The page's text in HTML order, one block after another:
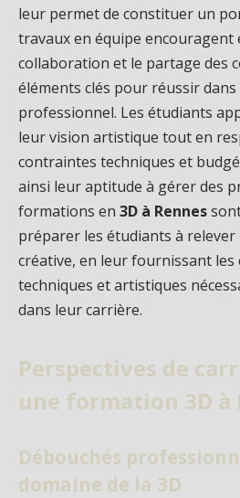
leur permet de constituer un
travaux en équipe encouragent
collaboration et le partage des
éléments clés pour réussir dans
professionnel. Les étudiants
leur vision artistique tout en
contraintes techniques et
ainsi leur aptitude à gérer des
formations en 3D à Rennes
préparer les étudiants à relever
créative, en leur fournissant les
techniques et artistiques
dans leur carrière.
Perspectives de
une formation 3D à
Débouchés
domaine de la 3D